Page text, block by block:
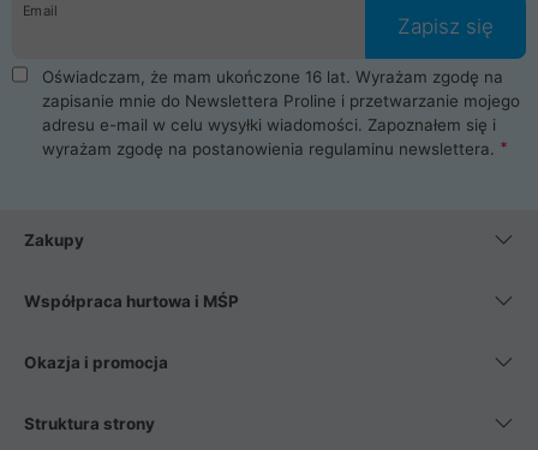
Email
Zapisz się
Oświadczam, że mam ukończone 16 lat. Wyrażam zgodę na
zapisanie mnie do Newslettera Proline i przetwarzanie mojego
adresu e-mail w celu wysyłki wiadomości. Zapoznałem się i
wyrażam zgodę na postanowienia regulaminu newslettera.
Zakupy
Współpraca hurtowa i MŚP
Okazja i promocja
Struktura strony